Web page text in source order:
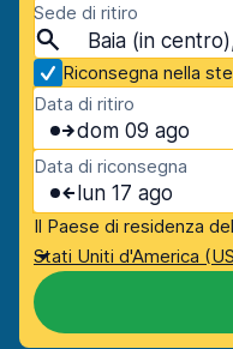
Sede di ritiro
Baia (in
Riconsegna nella
Data di ritiro
dom 09 ago
Data di riconsegna
lun 17 ago
Il Paese di residenza
Stati Uniti d'America